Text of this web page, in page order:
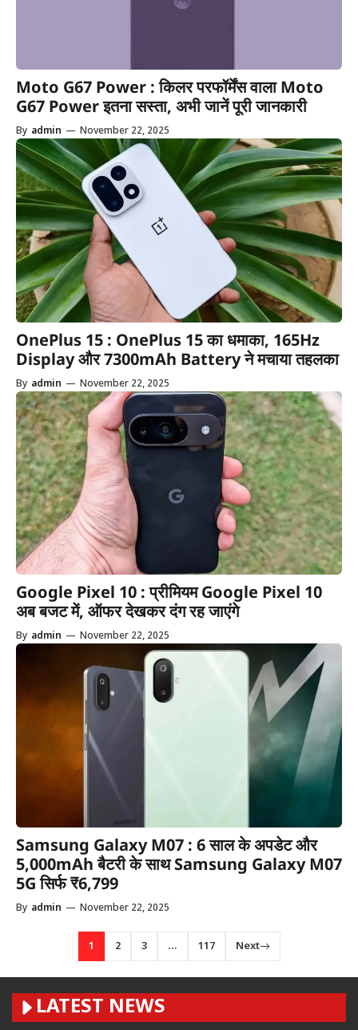
Moto G67 Power : किलर परफॉर्मेंस वाला Moto
G67 Power इतना सस्ता, अभी जानें पूरी जानकारी
By admin — November 22, 2025
OnePlus 15 : OnePlus 15 का धमाका, 165Hz
Display और 7300mAh Battery ने मचाया तहलका
By admin — November 22, 2025
Google Pixel 10 : प्रीमियम Google Pixel 10
अब बजट में, ऑफर देखकर दंग रह जाएंगे
By admin — November 22, 2025
Samsung Galaxy M07 : 6 साल के अपडेट और
5,000mAh बैटरी के साथ Samsung Galaxy M07
5G सिर्फ ₹6,799
By admin — November 22, 2025
1 2 3 … 117 Next
LATEST NEWS